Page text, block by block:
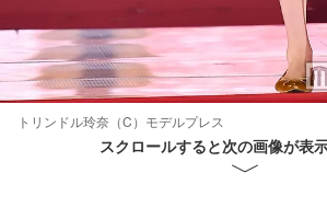
トリンドル玲奈（C）モデルプレス
スクロールすると次の画像が表